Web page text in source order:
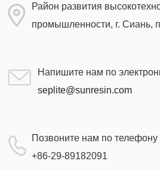
Район развития
промышленности, г. Сиань,
Напишите нам по
seplite@sunresin.com
Позвоните нам по телефону
+86-29-89182091